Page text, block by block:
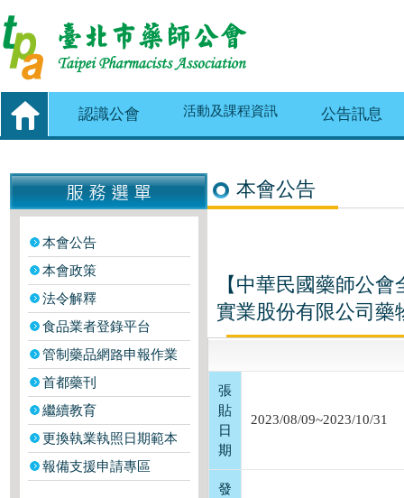
認識公會 活動及課程資訊 公告訊息
本會公告
本會政策
法令解釋
食品業者登錄平台
管制藥品網路申報作業
首都藥刊
繼續教育
更換執業執照日期範本
報備支援申請專區
本會公告
【中華民國藥師公
實業股份有限公司藥
張
貼
日
期
2023/08/09~2023/10/31
發